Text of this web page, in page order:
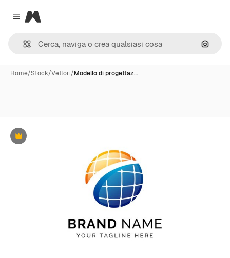
Close menu
Magnific
Cerca
Home/Stock/Vettori/Modello di progettaz…
Premium